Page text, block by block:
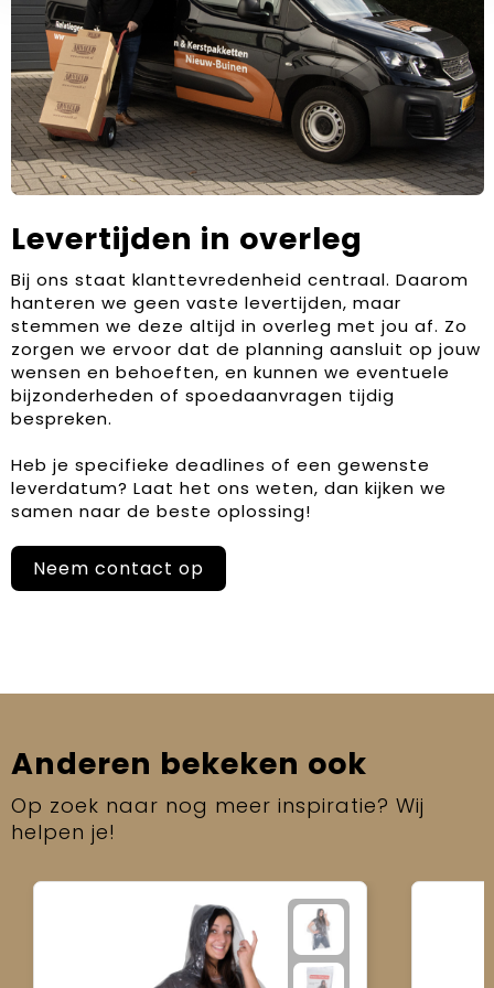
Levertijden in overleg
Bij ons staat klanttevredenheid centraal. Daarom
hanteren we geen vaste levertijden, maar
stemmen we deze altijd in overleg met jou af. Zo
zorgen we ervoor dat de planning aansluit op jouw
wensen en behoeften, en kunnen we eventuele
bijzonderheden of spoedaanvragen tijdig
bespreken.
Heb je specifieke deadlines of een gewenste
leverdatum? Laat het ons weten, dan kijken we
samen naar de beste oplossing!
Neem contact op
Anderen bekeken ook
Op zoek naar nog meer inspiratie? Wij
helpen je!